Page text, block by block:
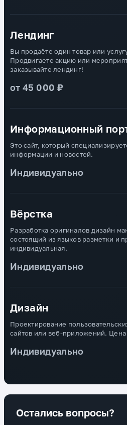
Лендинг
Вы продаёте один товар или
Продвигаете акцию или
заказывайте лендинг!
от 45 000 ₽
Информационный
Это сайт, который
информации и новостей.
Индивидуально
Вёрстка
Разработка оригиналов дизайн
состоящий из языков разметки и
индивидуальная.
Индивидуально
Дизайн
Проектирование
сайтов или веб-приложений.
Индивидуально
Остались вопросы?